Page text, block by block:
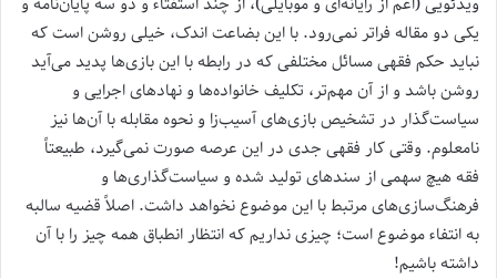
یکی دو مقاله فراتر نمی‌رود. با این بضاعت اندک، خیلی روشن است که
نباید حکم فقهی مسائل مختلفی که در رابطه با این بازی‌ها پدید می‌آید
روشن باشد و از آن مهم‌تر، تکلیف خانواده‌ها و نهادهای اجرایی و
سیاست‌گذار در تشخیص بازی‌های آسیب‌زا و نحوه مقابله با آن‌ها نیز
نامعلوم. وقتی کار فقهی جدی در این عرصه صورت نمی‌گیرد، طبیعتاً
فقه هیچ سهمی از سندهای تولید شده و سیاست‌گذاری‌ها و
فرهنگ‌سازی‌های مرتبط با این موضوع نخواهد داشت. اصلاً قضیه سالبه
به انتفاء موضوع است؛ چیزی نداریم که انتظار انطباق همه چیز را با آن
داشته باشیم!